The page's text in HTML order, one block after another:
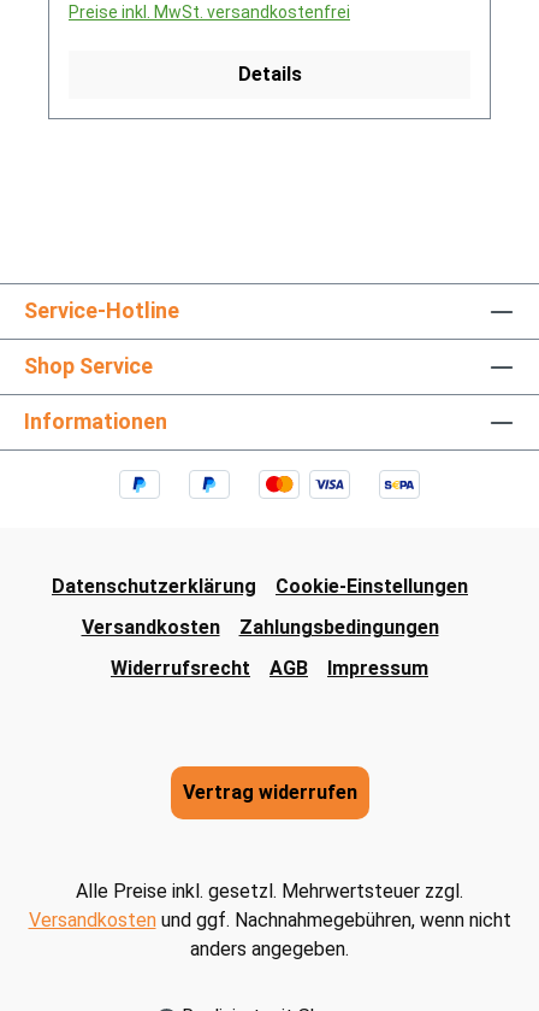
Preise inkl. MwSt. versandkostenfrei
Details
Service-Hotline
Shop Service
Informationen
Datenschutzerklärung
Cookie-Einstellungen
Versandkosten
Zahlungsbedingungen
Widerrufsrecht
AGB Impressum
Vertrag widerrufen
Alle Preise inkl. gesetzl. Mehrwertsteuer zzgl.
Versandkostenund ggf. Nachnahmegebühren, wenn nicht
anders angegeben.